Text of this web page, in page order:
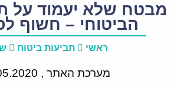
מבטח שלא יעמוד על
הביטוחי – חשוף
ראשי תביעות ביטוח
מערכת האתר ,